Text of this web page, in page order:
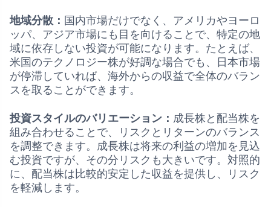
地域分散： 国内市場だけでなく、アメリカやヨーロ
ッパ、アジア市場にも目を向けることで、特定の地
域に依存しない投資が可能になります。たとえば、
米国のテクノロジー株が好調な場合でも、日本市場
が停滞していれば、海外からの収益で全体のバラン
スを取ることができます。
投資スタイルのバリエーション： 成長株と配当株を
組み合わせることで、リスクとリターンのバランス
を調整できます。成長株は将来の利益の増加を見込
む投資ですが、その分リスクも大きいです。対照的
に、配当株は比較的安定した収益を提供し、リスク
を軽減します。